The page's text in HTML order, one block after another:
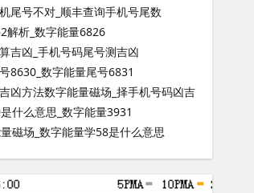
尾号不对_顺丰查询手机号尾数
解析_数字能量6826
吉凶_手机号码尾号测吉凶
8630_数字能量尾号6831
凶方法数字能量磁场_择手机号码凶吉
什么意思_数字能量3931
磁场_数字能量学58是什么意思